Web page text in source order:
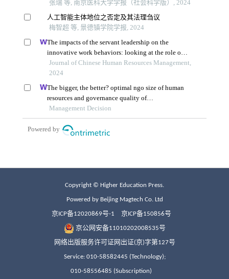
Copyright © Higher Education Press.
Powered by Beijing Magtech Co. Ltd
京ICP备12020869号-1 京ICP备150856号
京公网安备11010202008535号
网络出版服务许可证网出证(京)字第127号
Service: 010-58582445 (Technology);
010-58556485 (Subscription)